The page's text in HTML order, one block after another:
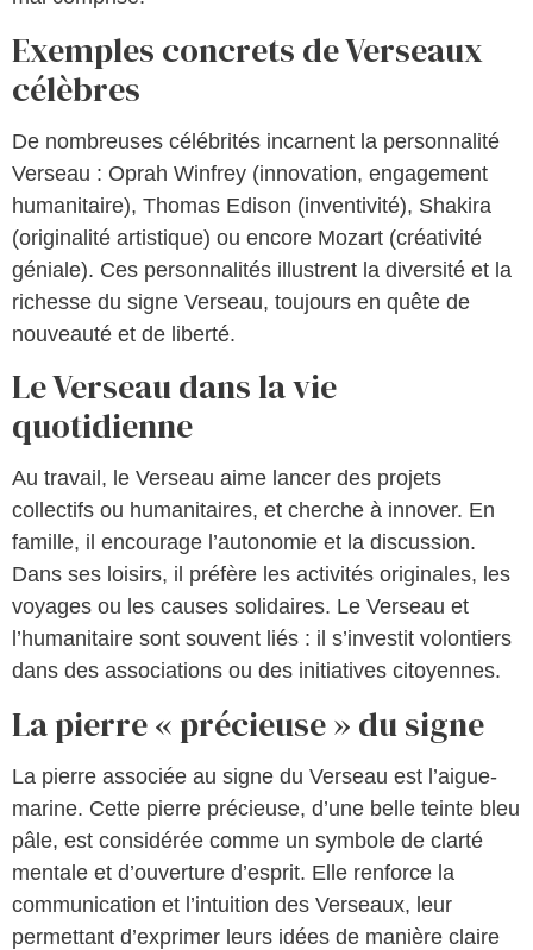
Exemples concrets de Verseaux
célèbres
De nombreuses célébrités incarnent la personnalité
Verseau : Oprah Winfrey (innovation, engagement
humanitaire), Thomas Edison (inventivité), Shakira
(originalité artistique) ou encore Mozart (créativité
géniale). Ces personnalités illustrent la diversité et la
richesse du signe Verseau, toujours en quête de
nouveauté et de liberté.
Le Verseau dans la vie
quotidienne
Au travail, le Verseau aime lancer des projets
collectifs ou humanitaires, et cherche à innover. En
famille, il encourage l’autonomie et la discussion.
Dans ses loisirs, il préfère les activités originales, les
voyages ou les causes solidaires. Le Verseau et
l’humanitaire sont souvent liés : il s’investit volontiers
dans des associations ou des initiatives citoyennes.
La pierre « précieuse » du signe
La pierre associée au signe du Verseau est l’aigue-
marine. Cette pierre précieuse, d’une belle teinte bleu
pâle, est considérée comme un symbole de clarté
mentale et d’ouverture d’esprit. Elle renforce la
communication et l’intuition des Verseaux, leur
permettant d’exprimer leurs idées de manière claire